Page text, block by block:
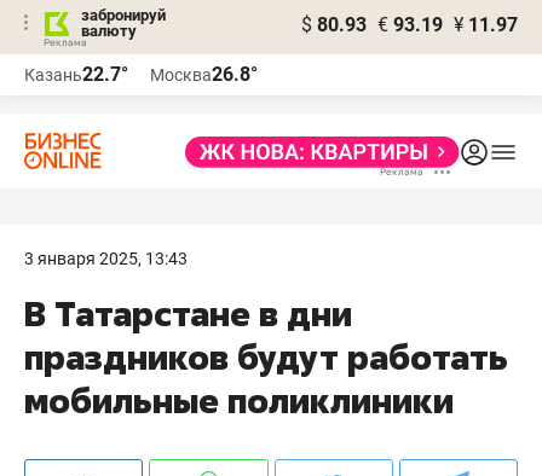
забронируй
валюту
$ 80.93 € 93.19 ¥ 11.97
Казань22.7° Москва26.8°
3 января 2025, 13:43
В Татарстане в дни
праздников будут работать
мобильные поликлиники